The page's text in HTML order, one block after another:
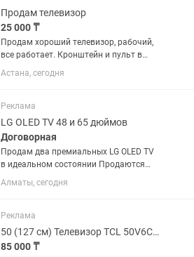
Продам телевизор
25 000 ₸
Продам хороший телевизор, рабочий,
все работает. Кронштейн и пульт в
комплекте.
Астана, сегодня
Реклама
LG OLED TV 48 и 65 дюймов
Договорная
Продам два премиальных LG OLED TV
в идеальном состоянии Продаются
два телевизора LG OLED,
приобретались новыми и
домашних условиях. Оба телевизора
полностью исправны,...
Алматы, сегодня
Реклама
50 (127 см) Телевизор TCL 50V6C черный Б/У
85 000 ₸